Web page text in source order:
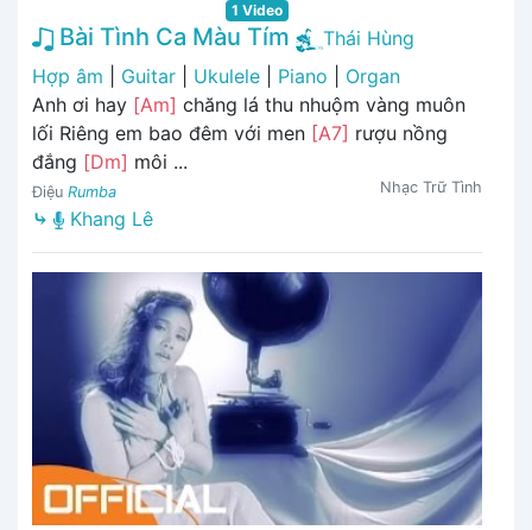
1 Video
Bài Tình Ca Màu Tím
Thái Hùng
Hợp âm
Guitar Ukulele Piano
Organ
Anh ơi hay [Am] chăng lá thu nhuộm vàng muôn
lối Riêng em bao đêm với men [A7] rượu nồng
đắng [Dm] môi ...
Điệu Rumba Nhạc Trữ Tình
⤷ Khang Lê